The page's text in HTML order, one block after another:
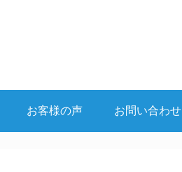
お客様の声 お問い合わせ